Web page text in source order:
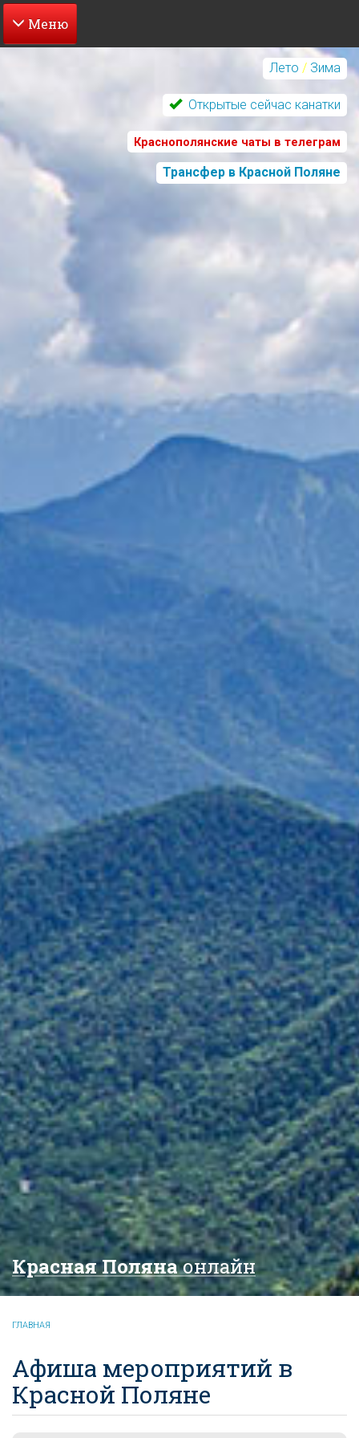
Перейти
содержанию
Лето / Зима
Открытые сейчас канатки
Краснополянские чаты в телеграм
Трансфер в Красной Поляне
Красная Полянаонлайн
ГЛАВНАЯ
Афиша мероприятий в
Красной Поляне